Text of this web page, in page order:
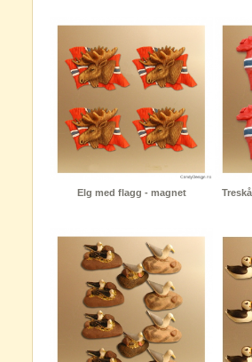
Elg med flagg - magnet